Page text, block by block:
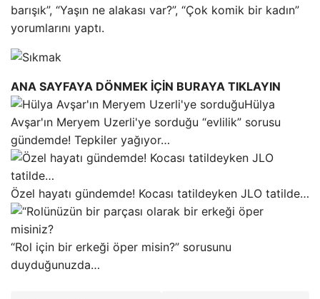
barışık”, “Yaşın ne alakası var?”, “Çok komik bir kadın”
yorumlarını yaptı.
ANA SAYFAYA DÖNMEK İÇİN BURAYA TIKLAYIN
Hülya
Avşar'ın Meryem Uzerli'ye sorduğu “evlilik” sorusu
gündemde! Tepkiler yağıyor…
Özel hayatı gündemde! Kocası tatildeyken JLO tatilde…
“Rol için bir erkeği öper misin?” sorusunu
duyduğunuzda…